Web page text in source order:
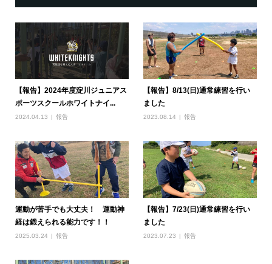
【報告】2024年度淀川ジュニアス
ポーツスクールホワイトナイ...
2024.04.13 報告
【報告】8/13(日)通常練習を行い
ました
2023.08.14 報告
運動が苦手でも大丈夫！ 運動神
経は鍛えられる能力です！！
2025.03.24 報告
【報告】7/23(日)通常練習を行い
ました
2023.07.23 報告